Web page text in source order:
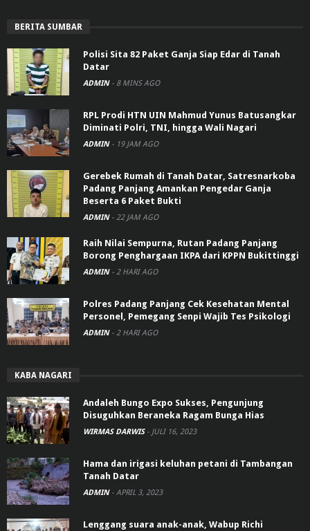
BERITA SUMBAR
Polisi Sita 82 Paket Ganja Siap Edar di Tanah
Datar
ADMIN - 8 MINS AGO
RPL Prodi HTN UIN Mahmud Yunus Batusangkar
Diminati Polri, TNI, hingga Wali Nagari
ADMIN - 19 JAM AGO
Gerebek Rumah di Tanah Datar, Satresnarkoba
Padang Panjang Amankan Pengedar Ganja
Beserta 6 Paket Bukti
ADMIN - 22 JAM AGO
Raih Nilai Sempurna, Rutan Padang Panjang
Borong Penghargaan IKPA dari KPPN Bukittinggi
ADMIN - 2 HARI AGO
Polres Padang Panjang Cek Kesehatan Mental
Personel, Pemegang Senpi Wajib Tes Psikologi
ADMIN - 2 HARI AGO
KABA NAGARI
Andaleh Bungo Expo Sukses, Pengunjung
Disuguhkan Beraneka Ragam Bunga Hias
WIRMAS DARWIS - JULI 16, 2023
Hama dan irigasi keluhan petani di Tambangan
Tanah Datar
ADMIN - APRIL 3, 2023
Lenggang suara anak-anak, Wabup Richi